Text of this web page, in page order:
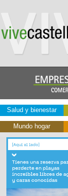
Salud y bienestar
Mundo hogar